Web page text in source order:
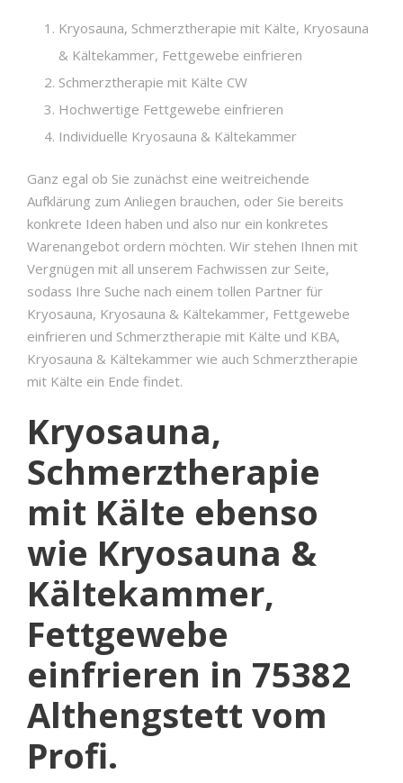
Kryosauna, Schmerztherapie mit Kälte, Kryosauna
& Kältekammer, Fettgewebe einfrieren
Schmerztherapie mit Kälte CW
Hochwertige Fettgewebe einfrieren
Individuelle Kryosauna & Kältekammer
Ganz egal ob Sie zunächst eine weitreichende
Aufklärung zum Anliegen brauchen, oder Sie bereits
konkrete Ideen haben und also nur ein konkretes
Warenangebot ordern möchten. Wir stehen Ihnen mit
Vergnügen mit all unserem Fachwissen zur Seite,
sodass Ihre Suche nach einem tollen Partner für
Kryosauna, Kryosauna & Kältekammer, Fettgewebe
einfrieren und Schmerztherapie mit Kälte und KBA,
Kryosauna & Kältekammer wie auch Schmerztherapie
mit Kälte ein Ende findet.
Kryosauna,
Schmerztherapie
mit Kälte ebenso
wie Kryosauna &
Kältekammer,
Fettgewebe
einfrieren in 75382
Althengstett vom
Profi.